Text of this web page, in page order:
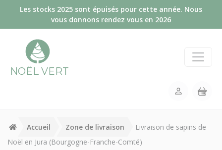
Panneau de gestion des cookies
Les stocks 2025 sont épuisés pour cette année. Nous
vous donnons rendez vous en 2026
NOËL VERT
Accueil Zone de livraison
Livraison de sapins de
Noël en Jura (Bourgogne-Franche-Comté)